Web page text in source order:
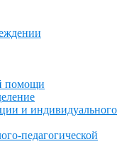
помощи
и индивидуального
педагогической